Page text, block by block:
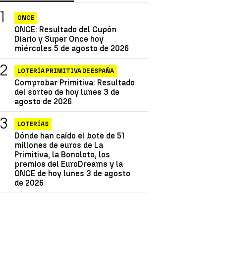
ONCE
ONCE: Resultado del Cupón
Diario y Super Once hoy
miércoles 5 de agosto de 2026
LOTERÍA PRIMITIVA DE ESPAÑA
Comprobar Primitiva: Resultado
del sorteo de hoy lunes 3 de
agosto de 2026
LOTERÍAS
Dónde han caído el bote de 51
millones de euros de La
Primitiva, la Bonoloto, los
premios del EuroDreams y la
ONCE de hoy lunes 3 de agosto
de 2026